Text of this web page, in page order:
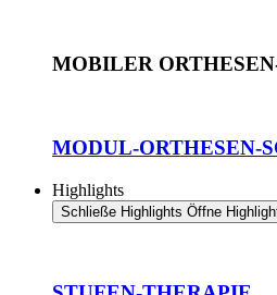
MOBILER
MODUL-ORTHESEN-
Highlights
Schließe Highlights Öffne